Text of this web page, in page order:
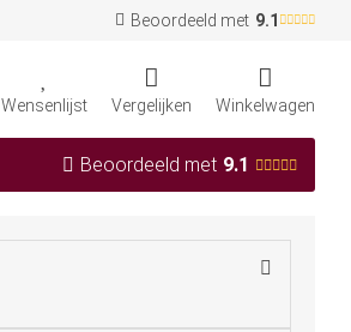
Beoordeeld met 9.1
Wensenlijst Vergelijken Winkelwagen
Beoordeeld met 9.1